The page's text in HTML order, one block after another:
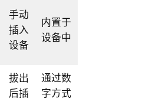
手动
插入
设备
内置于
设备中
拔出
后插
通过数
字方式